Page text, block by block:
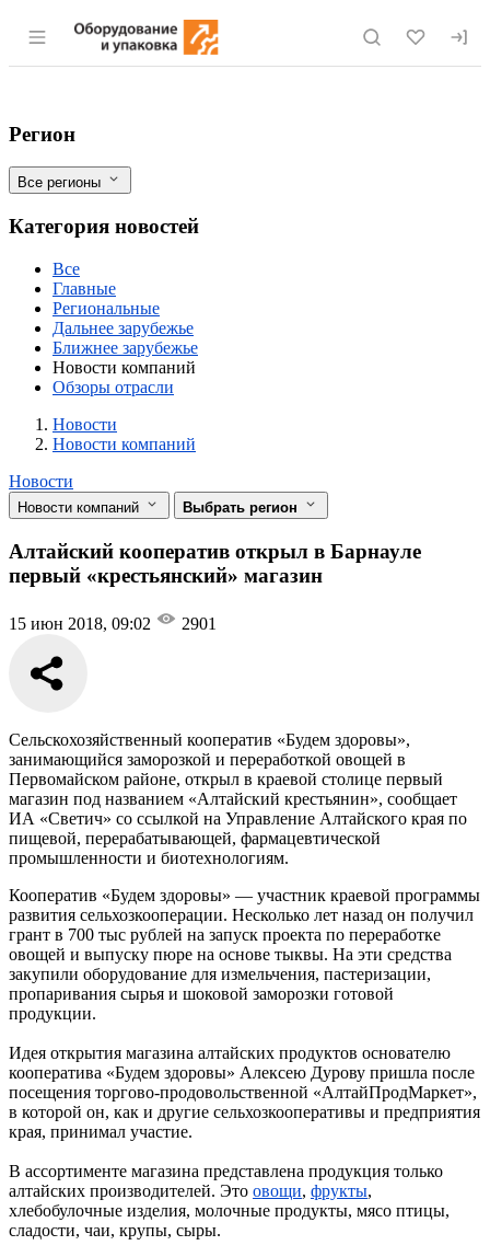
Раздел навигации по сайту eqinfo.ru
Алтайский кооператив открыл в
Фильтры
Регион
Все регионы
Категория новостей
Все
Главные
Региональные
Дальнее зарубежье
Ближнее зарубежье
Новости компаний
Обзоры отрасли
Новости
Разделы
Новости
Новости компаний
Новости
Новости компаний Выбрать регион
Алтайский кооператив открыл в Барнауле
первый «крестьянский» магазин
15 июн 2018, 09:02 2901
Сельскохозяйственный кооператив «Будем здоровы»,
занимающийся заморозкой и переработкой овощей в
Первомайском районе, открыл в краевой столице первый
магазин под названием «Алтайский крестьянин», сообщает
ИА «Светич» со ссылкой на Управление Алтайского края по
пищевой, перерабатывающей, фармацевтической
промышленности и биотехнологиям.
Кооператив «Будем здоровы» — участник краевой программы
развития сельхозкооперации. Несколько лет назад он получил
грант в 700 тыс рублей на запуск проекта по переработке
овощей и выпуску пюре на основе тыквы. На эти средства
закупили оборудование для измельчения, пастеризации,
пропаривания сырья и шоковой заморозки готовой
продукции.
Идея открытия магазина алтайских продуктов основателю
кооператива «Будем здоровы» Алексею Дурову пришла после
посещения торгово-продовольственной «АлтайПродМаркет»,
в которой он, как и другие сельхозкооперативы и предприятия
края, принимал участие.
В ассортименте магазина представлена продукция только
алтайских производителей. Это овощи, фрукты,
хлебобулочные изделия, молочные продукты, мясо птицы,
сладости, чаи, крупы, сыры.